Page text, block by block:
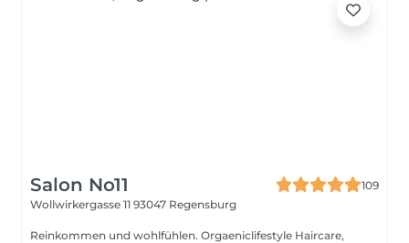
Salon No11
109
Wollwirkergasse 11 93047 Regensburg
Reinkommen und wohlfühlen. Orgaeniclifestyle Haircare,